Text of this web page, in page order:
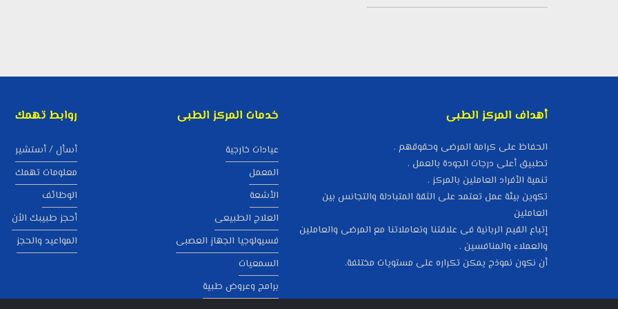
أهداف المركز الطبى
الحفاظ على كرامة المرضى وحقوقهم .
تطبيق أعلى درجات الجودة بالعمل .
تنمية الأفراد العاملين بالمركز .
تكوين بيئة عمل تعتمد على الثقة المتبادلة والتجانس بين
العاملين
إتباع القيم الربانية فى علاقتنا وتعاملاتنا مع المرضى والعاملين
والعملاء والمنافسين .
أن نكون نموذج يمكن تكراره على مستويات مختلفة.
خدمات المركز الطبى
عيادات خارجية
المعمل
الأشعة
العلاج الطبيعى
فسيولوجيا الجهاز العصبى
السمعيات
برامج وعروض طبية
روابط تهمك
أسأل / أستشير
معلومات تهمك
الوظائف
أحجز طبيبك الاْن
المواعيد والحجز